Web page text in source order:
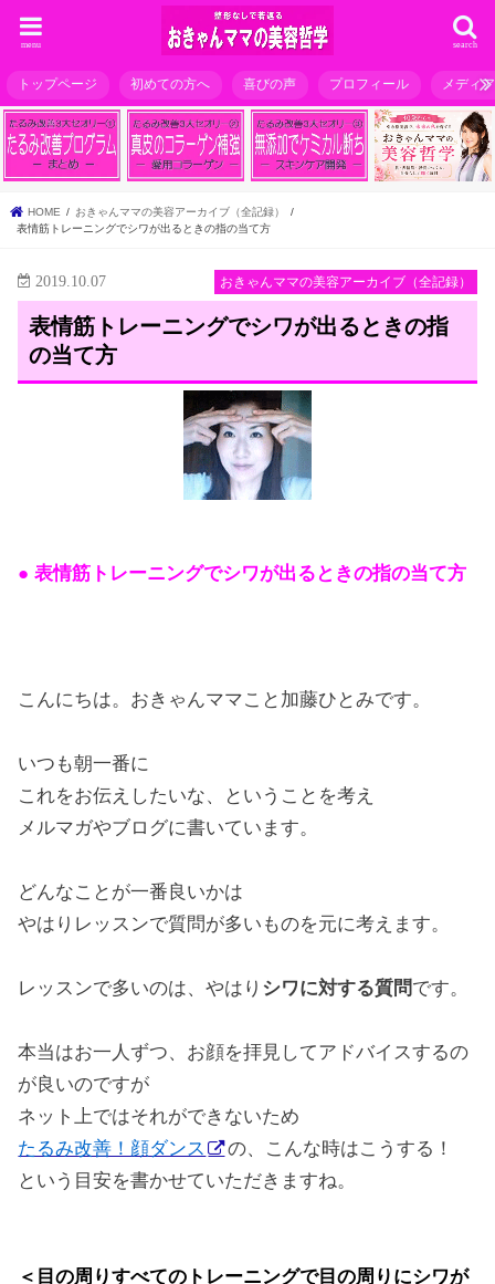
search
menu
トップページ 初めての方へ 喜びの声 プロフィール メディ
HOME
おきゃんママの美容アーカイブ（全記録）
表情筋トレーニングでシワが出るときの指の当て方
おきゃんママの美容アーカイブ（全記録）
2019.10.07
表情筋トレーニングでシワが出るときの指
の当て方
● 表情筋トレーニングでシワが出るときの指の当て方
こんにちは。おきゃんママこと加藤ひとみです。
いつも朝一番に
これをお伝えしたいな、ということを考え
メルマガやブログに書いています。
どんなことが一番良いかは
やはりレッスンで質問が多いものを元に考えます。
レッスンで多いのは、やはり シワに対する質問です。
本当はお一人ずつ、お顔を拝見してアドバイスするの
が良いのですが
ネット上ではそれができないため
たるみ改善！顔ダンス
の、こんな時はこうする！
という目安を書かせていただきますね。
＜目の周りすべてのトレーニングで目の周りにシワが